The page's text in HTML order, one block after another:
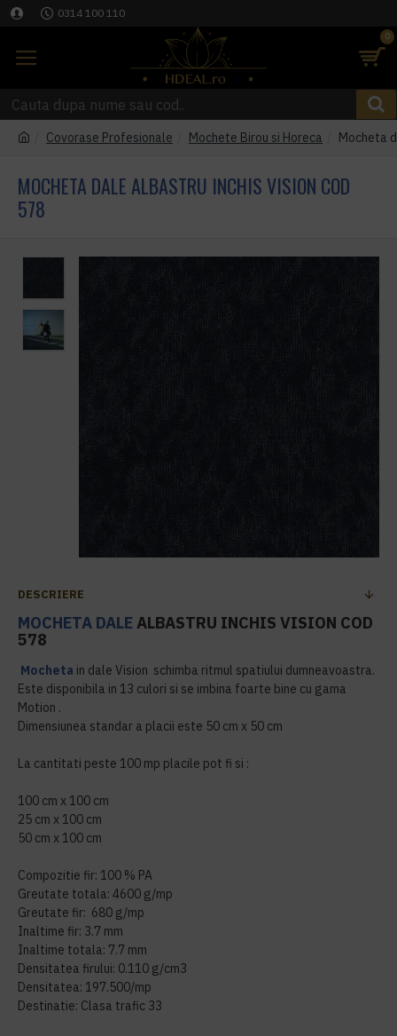
0314 100 110
0
Covorase Profesionale Mochete Birou si Horeca Mocheta
MOCHETA DALE ALBASTRU INCHIS VISION COD
578
DESCRIERE
MOCHETA DALEALBASTRU INCHIS VISION COD
578
Mocheta in dale Vision schimba ritmul spatiului dumneavoastra.
Este disponibila in 13 culori si se imbina foarte bine cu gama
Motion .
Dimensiunea standar a placii este 50 cm x 50 cm
La cantitati peste 100 mp placile pot fi si :
100 cm x 100 cm
25 cm x 100 cm
50 cm x 100 cm
Compozitie fir: 100 % PA
Greutate totala: 4600 g/mp
Greutate fir: 680 g/mp
Inaltime fir: 3.7 mm
Inaltime totala: 7.7 mm
Densitatea firului: 0.110 g/cm3
Densitatea: 197.500/mp
Destinatie: Clasa trafic 33